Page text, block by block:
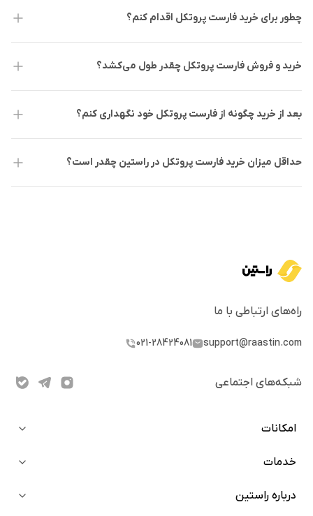
چطور برای خرید فارست پروتکل اقدام کنم؟
خرید و فروش فارست پروتکل چقدر طول می‌کشد؟
بعد از خرید چگونه از فارست پروتکل خود نگهداری کنم؟
حداقل میزان خرید فارست پروتکل در راستین چقدر است؟
راه‌های ارتباطی با ما
support@raastin.com
021-28424081
شبکه‌های اجتماعی
امکانات
خرید آنی
دعوت از دوستان
خدمات
بلاگ
درباره راستین